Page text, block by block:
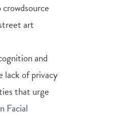
art
and
lack of privacy
that urge
Facial